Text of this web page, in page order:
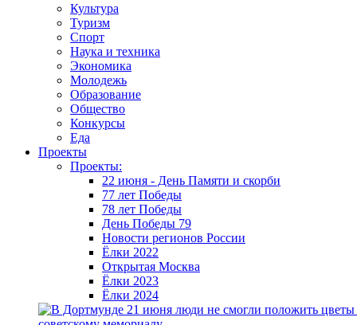
Культура
Туризм
Спорт
Наука и техника
Экономика
Молодежь
Образование
Общество
Конкурсы
Еда
Проекты
Проекты:
22 июня - День Памяти и скорби
77 лет Победы
78 лет Победы
День Победы 79
Новости регионов России
Ёлки 2022
Открытая Москва
Ёлки 2023
Ёлки 2024